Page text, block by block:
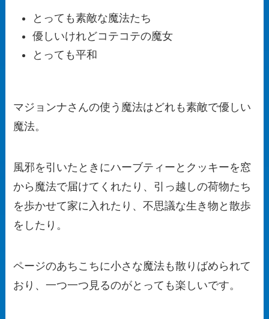
とっても素敵な魔法たち
優しいけれどコテコテの魔女
とっても平和
マジョンナさんの使う魔法はどれも素敵で優しい
魔法。
風邪を引いたときにハーブティーとクッキーを窓
から魔法で届けてくれたり、引っ越しの荷物たち
を歩かせて家に入れたり、不思議な生き物と散歩
をしたり。
ページのあちこちに小さな魔法も散りばめられて
おり、一つ一つ見るのがとっても楽しいです。